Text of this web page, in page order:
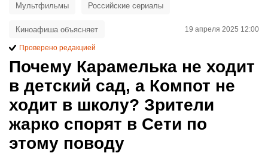
Почему Карамелька не ходит
в детский сад, а Компот не
ходит в школу? Зрители
жарко спорят в Сети по
этому поводу
Мультфильмы Российские сериалы
Киноафиша объясняет 19 апреля 2025 12:00
Проверено редакцией